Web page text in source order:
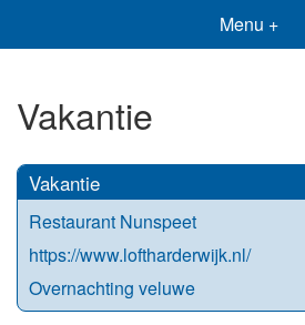
Menu +
Vakantie
Vakantie
Restaurant Nunspeet
https://www.loftharderwijk.nl/
Overnachting veluwe